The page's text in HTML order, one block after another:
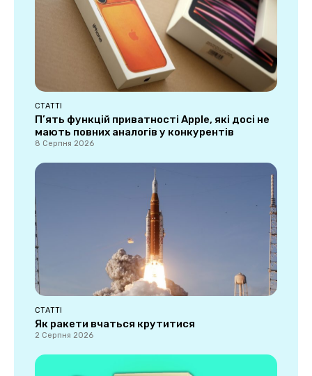
СТАТТІ
П’ять функцій приватності Apple, які досі не
мають повних аналогів у конкурентів
8 Серпня 2026
СТАТТІ
Як ракети вчаться крутитися
2 Серпня 2026